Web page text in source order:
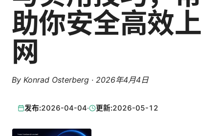
助你安全高效上
网
By Konrad Osterberg · 2026年4月4日
发布:2026-04-04· 更新:2026-05-12